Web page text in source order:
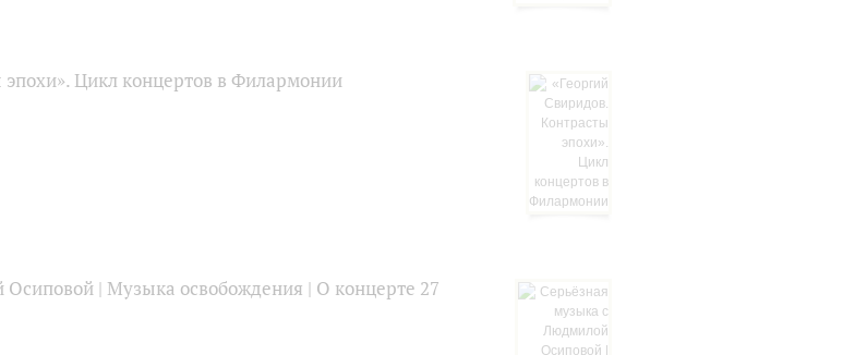
эпохи». Цикл концертов в Филармонии
| Музыка освобождения | О концерте 27